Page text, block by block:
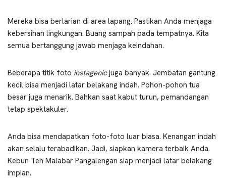
Mereka bisa berlarian di area lapang. Pastikan Anda menjaga
kebersihan lingkungan. Buang sampah pada tempatnya. Kita
semua bertanggung jawab menjaga keindahan.
Beberapa titik foto instagenicjuga banyak. Jembatan gantung
kecil bisa menjadi latar belakang indah. Pohon-pohon tua
besar juga menarik. Bahkan saat kabut turun, pemandangan
tetap spektakuler.
Anda bisa mendapatkan foto-foto luar biasa. Kenangan indah
akan selalu terabadikan. Jadi, siapkan kamera terbaik Anda.
Kebun Teh Malabar Pangalengan siap menjadi latar belakang
impian.